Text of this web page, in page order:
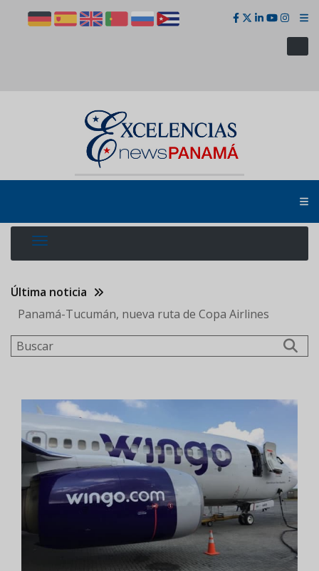
Última noticia
Panamá-Tucumán, nueva ruta de Copa Airlines
Buscar